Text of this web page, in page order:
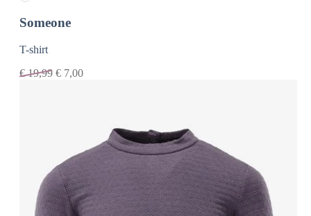
Someone
T-shirt
€19,99 € 7,00